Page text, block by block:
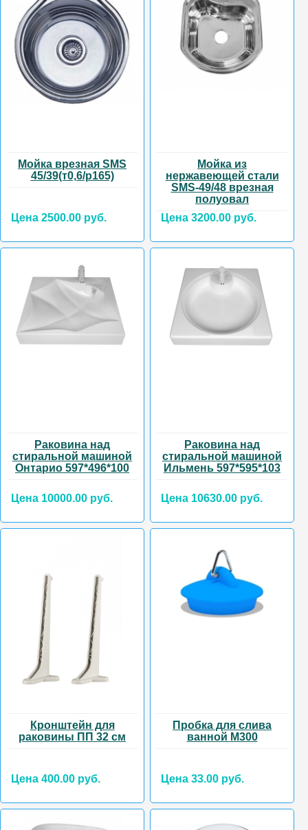
Мойка врезная SMS
45/39(т0,6/р165)
Цена 2500.00 руб.
Мойка из
нержавеющей стали
SMS-49/48 врезная
полуовал
Цена 3200.00 руб.
Раковина над
стиральной машиной
Онтарио 597*496*100
Цена 10000.00 руб.
Раковина над
стиральной машиной
Ильмень 597*595*103
Цена 10630.00 руб.
Кронштейн для
раковины ПП 32 см
Цена 400.00 руб.
Пробка для слива
ванной М300
Цена 33.00 руб.